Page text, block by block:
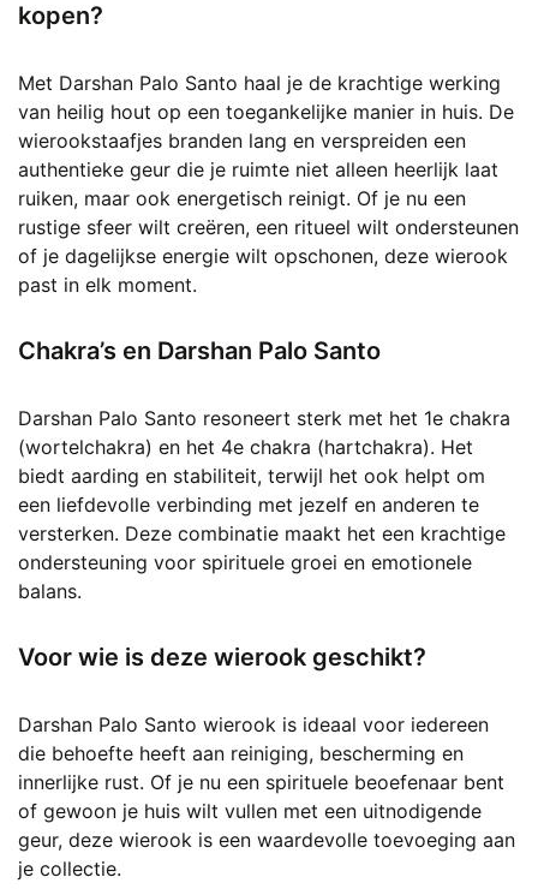
kopen?
Met Darshan Palo Santo haal je de krachtige werking
van heilig hout op een toegankelijke manier in huis. De
wierookstaafjes branden lang en verspreiden een
authentieke geur die je ruimte niet alleen heerlijk laat
ruiken, maar ook energetisch reinigt. Of je nu een
rustige sfeer wilt creëren, een ritueel wilt ondersteunen
of je dagelijkse energie wilt opschonen, deze wierook
past in elk moment.
Chakra’s en Darshan Palo Santo
Darshan Palo Santo resoneert sterk met het 1e chakra
(wortelchakra) en het 4e chakra (hartchakra). Het
biedt aarding en stabiliteit, terwijl het ook helpt om
een liefdevolle verbinding met jezelf en anderen te
versterken. Deze combinatie maakt het een krachtige
ondersteuning voor spirituele groei en emotionele
balans.
Voor wie is deze wierook geschikt?
Darshan Palo Santo wierook is ideaal voor iedereen
die behoefte heeft aan reiniging, bescherming en
innerlijke rust. Of je nu een spirituele beoefenaar bent
of gewoon je huis wilt vullen met een uitnodigende
geur, deze wierook is een waardevolle toevoeging aan
je collectie.